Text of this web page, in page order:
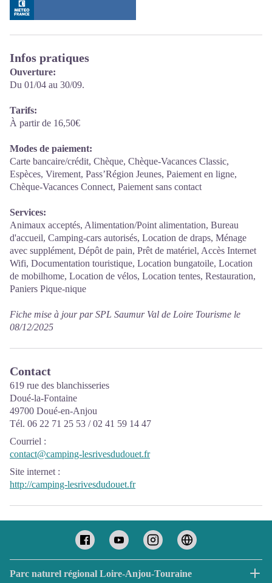
Infos pratiques
Ouverture:
Du 01/04 au 30/09.
Tarifs:
À partir de 16,50€
Modes de paiement:
Carte bancaire/crédit, Chèque, Chèque-Vacances Classic,
Espèces, Virement, Pass’Région Jeunes, Paiement en ligne,
Chèque-Vacances Connect, Paiement sans contact
Services:
Animaux acceptés, Alimentation/Point alimentation, Bureau
d'accueil, Camping-cars autorisés, Location de draps, Ménage
avec supplément, Dépôt de pain, Prêt de matériel, Accès Internet
Wifi, Documentation touristique, Location bungatoile, Location
de mobilhome, Location de vélos, Location tentes, Restauration,
Paniers Pique-nique
Fiche mise à jour par SPL Saumur Val de Loire Tourisme le
08/12/2025
Contact
619 rue des blanchisseries
Doué-la-Fontaine
49700 Doué-en-Anjou
Tél. 06 22 71 25 53 / 02 41 59 14 47
Courriel :
contact@camping-lesrivesdudouet.fr
Site internet :
http://camping-lesrivesdudouet.fr
Parc naturel régional Loire-Anjou-Touraine